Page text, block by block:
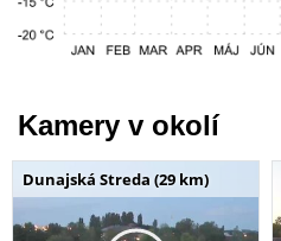
Kamery v okolí
Dunajská Streda (29 km)